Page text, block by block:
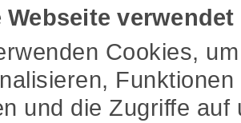
Webseite
Cookies,
und die Zugriffe